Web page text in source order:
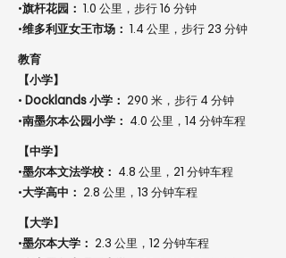
•旗杆花园：
1.0 公里，步行 16 分钟
•维多利亚女王市场： 1.4 公里，步行 23 分钟
教育
【小学】
• Docklands 小学：
290 米，步行 4 分钟
•南墨尔本公园小学： 4.0 公里，14 分钟车程
【中学】
•墨尔本文法学校：
4.8 公里，21 分钟车程
•大学高中： 2.8 公里，13 分钟车程
【大学】
•墨尔本大学：
2.3 公里，12 分钟车程